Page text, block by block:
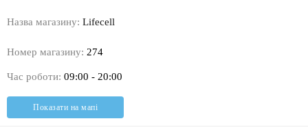
Назва магазину: Lifecell
Номер магазину: 274
Час роботи: 09:00 - 20:00
Показати на мапі